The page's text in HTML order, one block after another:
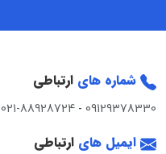
شماره های ارتباطی
09129378330
-
021-88928724
ایمیل های ارتباطی